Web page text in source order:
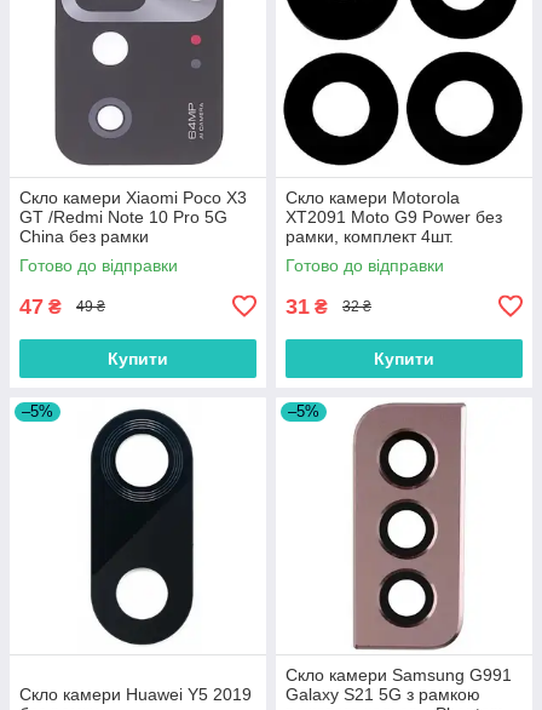
Скло камери Xiaomi Poco X3
GT /Redmi Note 10 Pro 5G
China без рамки
Готово до відправки
47 ₴ 49 ₴
Купити
Скло камери Motorola
XT2091 Moto G9 Power без
рамки, комплект 4шт.
Готово до відправки
31 ₴ 32 ₴
Купити
–5%
Скло камери Huawei Y5 2019
–5%
Скло камери Samsung G991
Galaxy S21 5G з рамкою